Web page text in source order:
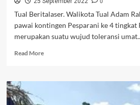
Tual Beritalaser. Walikota Tual Adam
pawai kontingen Pesparani ke 4
merupakan suatu wujud toleransi
Read MoreRead
Walikota